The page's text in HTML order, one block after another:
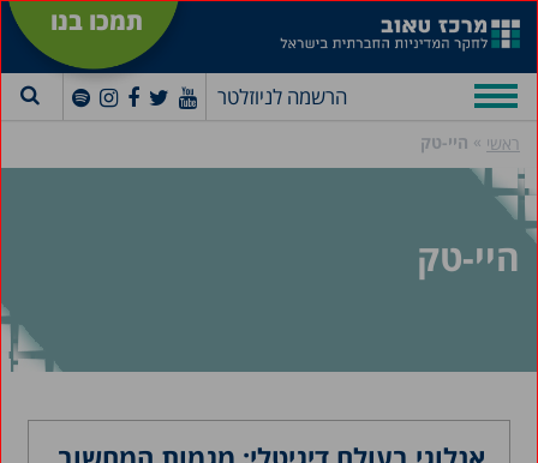
תמכו בנו
הרשמה לניוזלטר
ראשי » היי-טק
היי-טק